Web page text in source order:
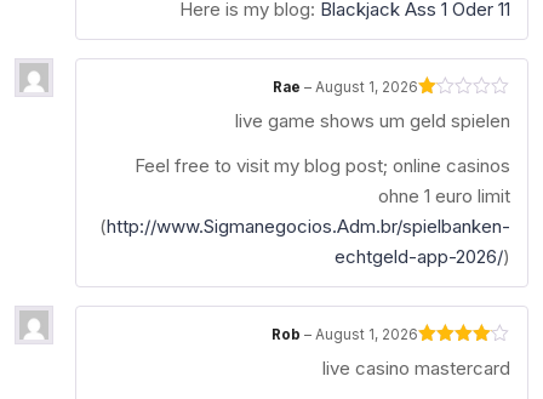
Here is my blog: Blackjack Ass 1 Oder 11
1
of
5
Rae– August 1, 2026
live game shows um geld spielen
Feel free to visit my blog post; online casinos
ohne 1 euro limit
(http://www.Sigmanegocios.Adm.br/spielbanken-
echtgeld-app-2026/)
out of 5
Rob– August 1, 2026
live casino mastercard